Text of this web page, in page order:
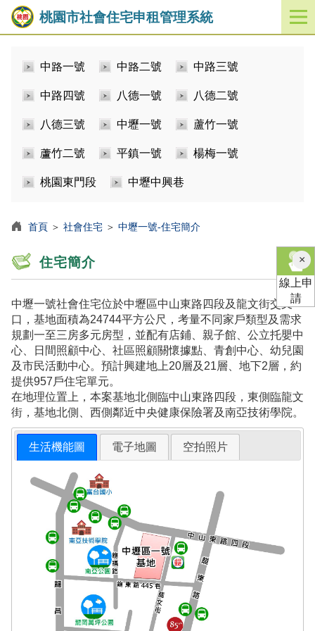
桃園市社會住宅申租管理系統
開
啟
中路一號 中路二號 中路三號
中路四號 八德一號 八德二號
八德三號 中壢一號 蘆竹一號
蘆竹二號 平鎮一號 楊梅一號
桃園東門段 中壢中興巷
首頁 ＞ 社會住宅 ＞ 中壢一號-住宅簡介
住宅簡介
中壢一號社會住宅位於中壢區中山東路四段及龍文街交叉
口，基地面積為24744平方公尺，考量不同家戶類型及需求
規劃一至三房多元房型，並配有店鋪、親子館、公立托嬰中
心、日間照顧中心、社區照顧關懷據點、青創中心、幼兒園
及市民活動中心。預計興建地上20層及21層、地下2層，約
提供957戶住宅單元。
在地理位置上，本案基地北側臨中山東路四段，東側臨龍文
街，基地北側、西側鄰近中央健康保險署及南亞技術學院。
生活機能圖 電子地圖 空拍照片
×關
閉
線上申
請